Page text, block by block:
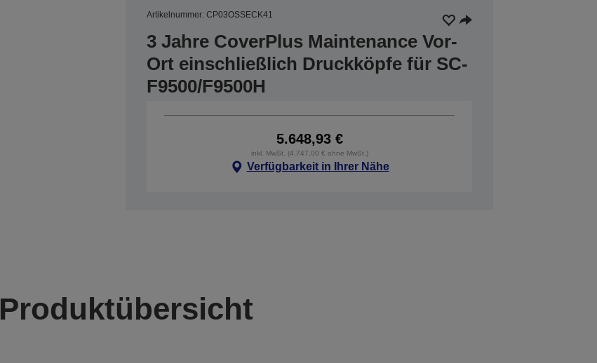
Artikelnummer: CP03OSSECK41
3 Jahre CoverPlus Maintenance Vor-
Ort einschließlich Druckköpfe für SC-
F9500/F9500H
5.648,93 €
inkl. MwSt. (4.747,00 € ohne MwSt.)
Verfügbarkeit in Ihrer Nähe
Produktübersicht